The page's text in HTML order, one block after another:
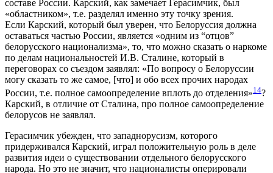
составе России. Карский, как замечает Герасимчик, был
«областником», т.е. разделял именно эту точку зрения.
Если Карский, который был уверен, что Белоруссия должна
оставаться частью России, является «одним из “отцов”
белорусского национализма», то, что можно сказать о наркоме
по делам национальностей И.В. Сталине, который в
переговорах со съездом заявлял: «По вопросу о Белоруссии
могу сказать то же самое, [что] и обо всех прочих народах
России, т.е. полное самоопределение вплоть до отделения»14?
Карский, в отличие от Сталина, про полное самоопределение
белорусов не заявлял.
Герасимчик убежден, что западнорусизм, которого
придерживался Карский, играл положительную роль в деле
развития идеи о существовании отдельного белорусского
народа. Но это не значит, что националисты оперировали